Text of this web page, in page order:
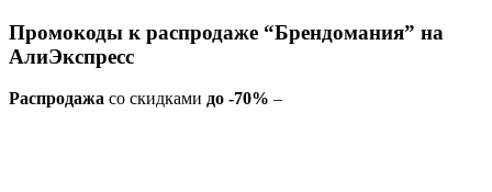
Промокоды к распродаже “Брендомания” на
АлиЭкспресс
Распродажа со скидками до -70% –